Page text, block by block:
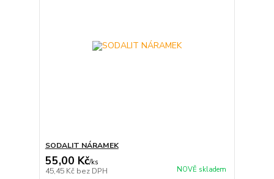
SODALIT NÁRAMEK
55,00 Kč/ks
45,45 Kč bez DPH NOVĚ skladem